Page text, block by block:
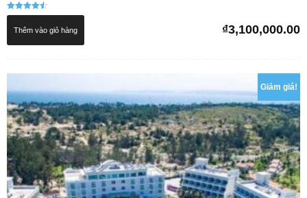
Được xếp
4.50
₫3,100,000.00
Thêm vào giỏ hàng
Giảm giá!